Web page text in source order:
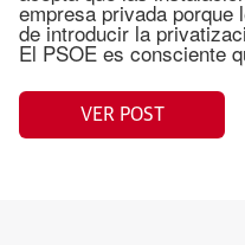
empresa privada porque
de introducir la
El PSOE es consciente
VER POST